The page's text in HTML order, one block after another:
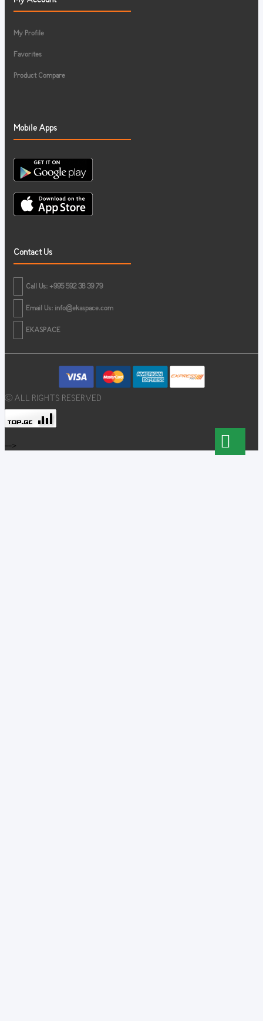
My Profile
Favorites
Product Compare
Mobile Apps
Contact Us
Call Us: +995 592 38 39 79
Email Us: info@ekaspace.com
EKASPACE
© ALL RIGHTS RESERVED
-->